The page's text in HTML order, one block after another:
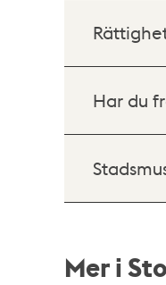
Har du
Mer i